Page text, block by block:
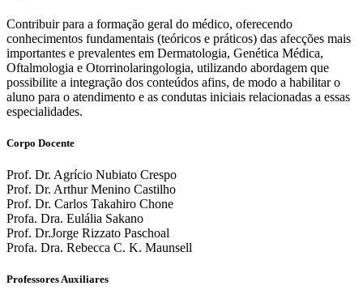
Contribuir para a formação geral do médico, oferecendo
conhecimentos fundamentais (teóricos e práticos) das afecções mais
importantes e prevalentes em Dermatologia, Genética Médica,
Oftalmologia e Otorrinolaringologia, utilizando abordagem que
possibilite a integração dos conteúdos afins, de modo a habilitar o
aluno para o atendimento e as condutas iniciais relacionadas a essas
especialidades.
Corpo Docente
Prof. Dr. Agrício Nubiato Crespo
Prof. Dr. Arthur Menino Castilho
Prof. Dr. Carlos Takahiro Chone
Profa. Dra. Eulália Sakano
Prof. Dr.Jorge Rizzato Paschoal
Profa. Dra. Rebecca C. K. Maunsell
Professores Auxiliares